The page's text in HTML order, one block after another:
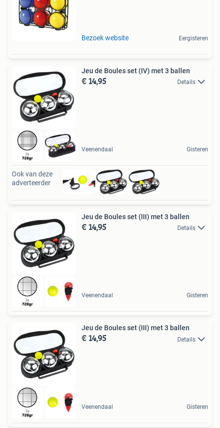
Bezoek website Eergisteren
Jeu de Boules set (IV) met 3 ballen
€ 14,95 Details
Veenendaal Gisteren
Ook van deze
adverteerder
Jeu de Boules set (III) met 3 ballen
€ 14,95 Details
Veenendaal Gisteren
Jeu de Boules set (III) met 3 ballen
€ 14,95 Details
Veenendaal Gisteren